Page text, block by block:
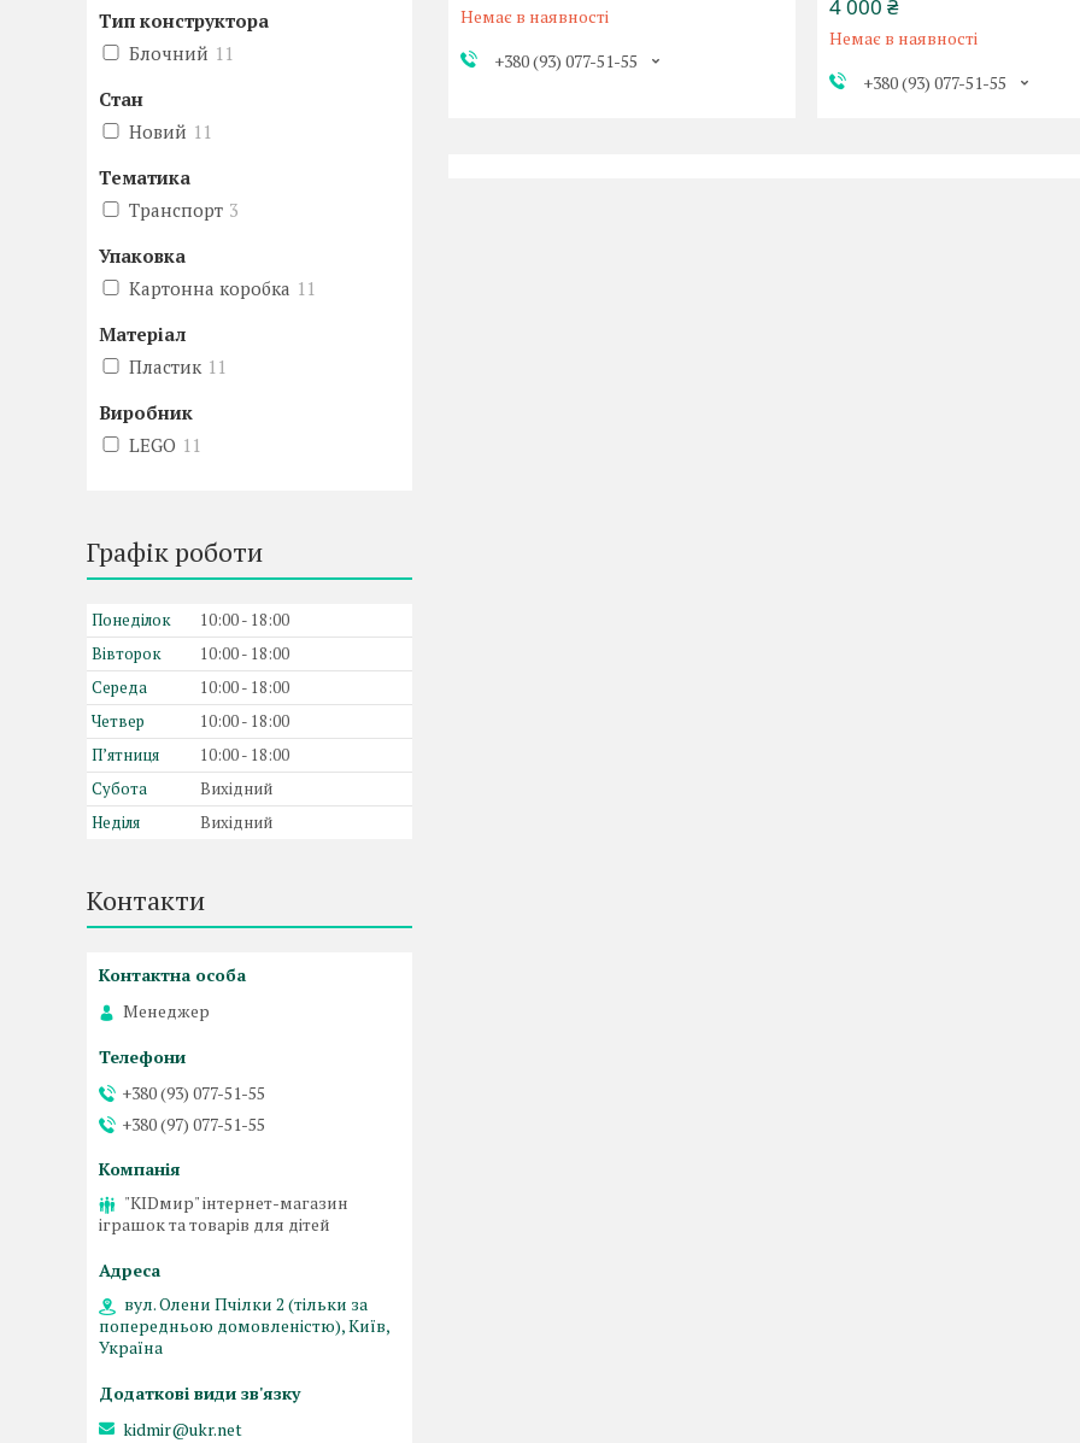
Немає в наявності
+380 (93) 077-51-55
4 000 ₴
Немає в наявності
+380 (93) 077-51-55
Тип конструктора
Блочний 11
Стан
Новий 11
Тематика
Транспорт 3
Упаковка
Картонна коробка 11
Матеріал
Пластик 11
Виробник
LEGO 11
Графік роботи
Понеділок 10:00
18:00
Вівторок
10:00
18:00
Середа
10:00
18:00
Четвер
10:00
18:00
Пʼятниця
10:00
18:00
Субота
Вихідний
Неділя
Вихідний
Контакти
Менеджер
+380 (93) 077-51-55
+380 (97) 077-51-55
"KIDмир" інтернет-магазин
іграшок та товарів для дітей
вул. Олени Пчілки 2 (тільки за
попередньою домовленістю), Київ,
Україна
kidmir@ukr.net